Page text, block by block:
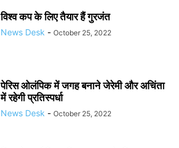
विश्व कप के लिए तैयार हैं गुरजंत
News Desk - October 25, 2022
पेरिस ओलंपिक में जगह बनाने जेरेमी और अचिंता
में रहेगी प्रतिस्पर्धा
News Desk - October 25, 2022